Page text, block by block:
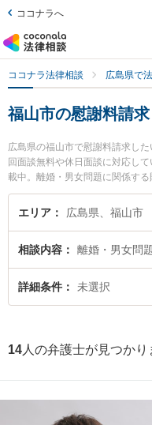
ココナラへ
ココナラ法律相談 広島県で
福山市の慰謝料請
広島県の福山市で慰謝料請求し
回面談無料や休日面談に対応し
載中。離婚・男女問題に関係す
絞り込み検索もでき便利です。
謝 秀之弁護士やベリーベスト法
請求したい側のトラブルを今す
側のトラブル解決の実績豊富な
慰謝料請求したい側を法律相談
エリア 広島県、福山市
相談内容 離婚・男女問
詳細条件 未選択
14 人の弁護士が見つかり